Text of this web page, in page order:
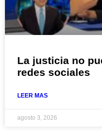
La justicia no
redes sociales
LEER MAS
agosto 3, 2026